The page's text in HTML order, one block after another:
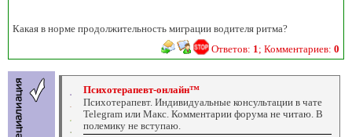
Какая в норме продолжительность миграции водителя ритма?
Ответов: 1 ; Комментариев: 0
Психотерапевт-онлайн™
Психотерапевт. Индивидуальные консультации в чате
Telegram или Макс. Комментарии форума не читаю. В
полемику не вступаю.